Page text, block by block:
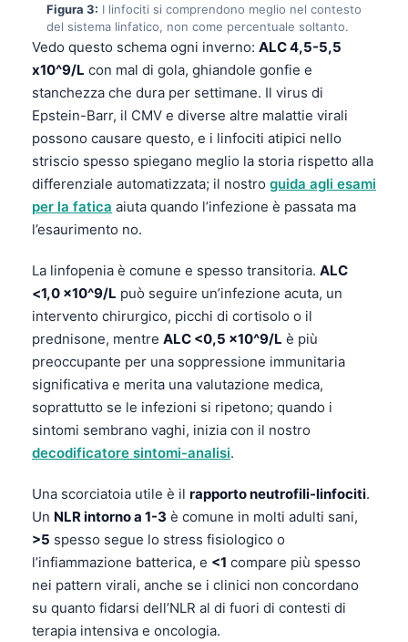
Figura 3: I linfociti si comprendono meglio nel contesto
del sistema linfatico, non come percentuale soltanto.
Vedo questo schema ogni inverno: ALC 4,5-5,5
x10^9/L con mal di gola, ghiandole gonfie e
stanchezza che dura per settimane. Il virus di
Epstein-Barr, il CMV e diverse altre malattie virali
possono causare questo, e i linfociti atipici nello
striscio spesso spiegano meglio la storia rispetto alla
differenziale automatizzata; il nostro guida agli esami
per la fatica aiuta quando l’infezione è passata ma
l’esaurimento no.
La linfopenia è comune e spesso transitoria. ALC
<1,0 x10^9/L può seguire un’infezione acuta, un
intervento chirurgico, picchi di cortisolo o il
prednisone, mentre ALC <0,5 x10^9/L è più
preoccupante per una soppressione immunitaria
significativa e merita una valutazione medica,
soprattutto se le infezioni si ripetono; quando i
sintomi sembrano vaghi, inizia con il nostro
decodificatore sintomi-analisi.
Una scorciatoia utile è il rapporto neutrofili-linfociti.
Un NLR intorno a 1-3 è comune in molti adulti sani,
>5 spesso segue lo stress fisiologico o
l’infiammazione batterica, e <1 compare più spesso
nei pattern virali, anche se i clinici non concordano
su quanto fidarsi dell’NLR al di fuori di contesti di
terapia intensiva e oncologia.